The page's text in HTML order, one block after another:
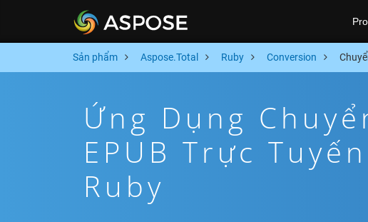
Sản phẩm Aspose.Total Ruby Conversion
Ứng Dụng
EPUB Trực
Ruby